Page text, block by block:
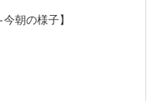
朝の様子】